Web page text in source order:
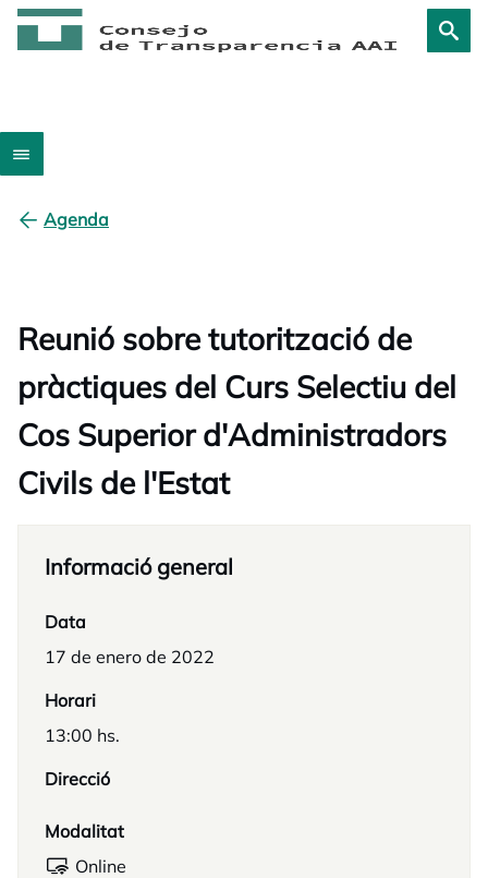
Agenda
Reunió sobre tutorització de
pràctiques del Curs Selectiu del
Cos Superior d'Administradors
Civils de l'Estat
Informació general
Data
17 de enero de 2022
Horari
13:00 hs.
Direcció
Modalitat
Online